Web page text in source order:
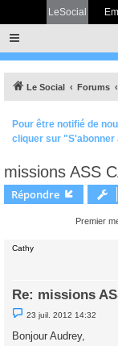
LeSocial
Le Social Forums
Pour être notifié de
cliquer sur "S'abonner
missions ASS
Répondre
Premier
Cathy
Re: missions
M
e
s
23 juil. 2012 14:32
Bonjour Audrey,